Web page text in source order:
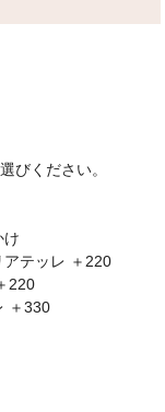
びください。
け
テッレ ＋220
220
＋330